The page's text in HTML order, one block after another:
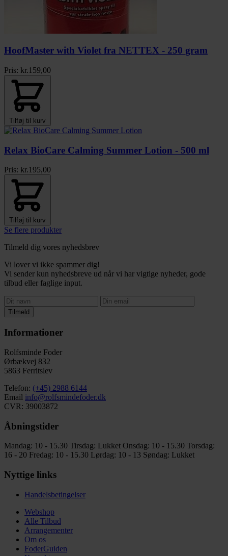
HoofMaster with Violet fra NETTEX - 250 gram
Pris: kr.159,00
Tilføj til kurv
Relax BioCare Calming Summer Lotion - 500 ml
Pris: kr.195,00
Tilføj til kurv
Se flere produkter
Tilmeld dig vores nyhedsbrev
Vi lover vi ikke spammer dig!
Vi sender kun nyhedsbreve ud når vi har vigtige nyheder, gode
tilbud eller faglige input.
Tilmeld
Informationer
Rolfsminde Foder
Ørbækvej 832
5863 Ferritslev
Telefon: (+45) 2988 6144
Email info@rolfsmindefoder.dk
CVR: 39003872
Åbningstider
Mandag: 10 - 15.30 Tirsdag: Lukket Onsdag: 10 - 15.30 Torsdag:
16 - 20 Fredag: 10 - 15.30 Lørdag: 10 - 13 Søndag: Lukket
Nyttige links
Handelsbetingelser
Webshop
Alle Tilbud
Arrangementer
Om os
FoderGuiden